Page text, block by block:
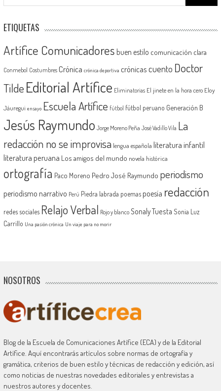
ETIQUETAS
Artífice Comunicadores buen estilo comunicación clara
Conmebol Costumbres Crónica crónica deportiva crónicascuento Doctor
Tilde Editorial Artífice Eliminatorias El jinete en la hora cero Eloy
Jáuregui ensayo Escuela Artífice fútbol fútbol peruano Generación B
Jesús Raymundo Jorge Moreno Peña José Vadillo Vila La
redacción no se improvisa lengua española literatura infantil
literatura peruana Los amigos del mundo novela histórica
ortografía Paco Moreno Pedro José Raymundo periodismo
periodismo narrativo Perú Piedra labrada poemas poesía redacción
redes sociales Relajo Verbal Rojo y blanco Sonaly Tuesta Sonia Luz
Carrillo Una pasión crónica Un viaje para no morir
NOSOTROS
Blog de la Escuela de Comunicaciones Artífice (ECA) y de la Editorial
Artífice. Aquí encontrarás artículos sobre normas de ortografía y
gramática, criterios de buen estilo y técnicas de redacción y edición, así
como noticias de nuestras novedades editoriales y entrevistas a
nuestros autores y docentes.